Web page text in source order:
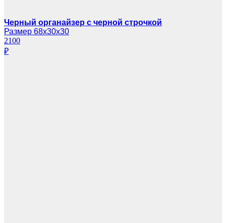
Черный органайзер с черной строчкой
Размер 68х30х30
2100
₽